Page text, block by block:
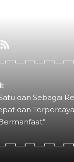
dan Sebagai
dan